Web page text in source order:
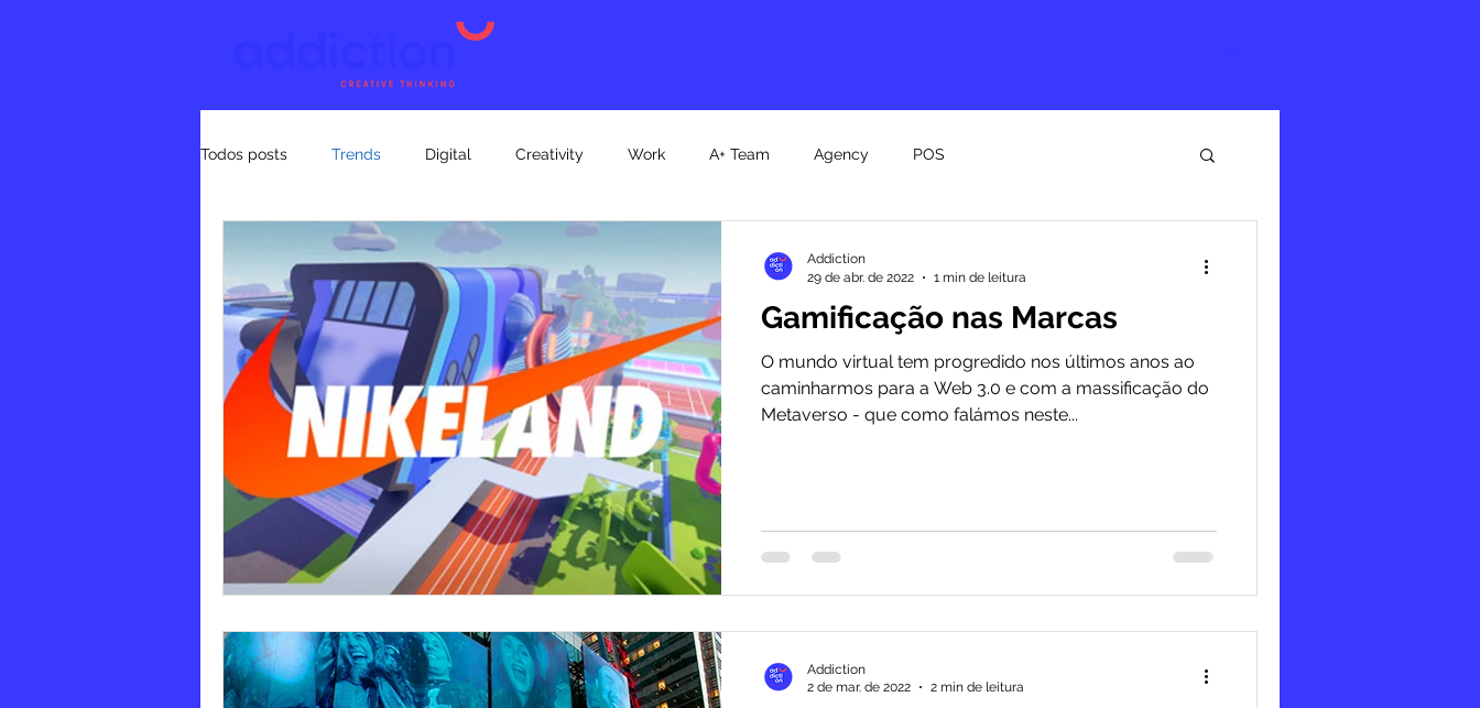
Todos posts Trends Digital Creativity Work A+ Team Agency POS
Gamificação nas Marcas
O mundo virtual tem progredido nos últimos anos ao
caminharmos para a Web 3.0 e com a massificação do
Metaverso - que como falámos neste...
Addiction
29 de abr. de 2022
1 min de leitura
Addiction
2 de mar. de 2022
2 min de leitura